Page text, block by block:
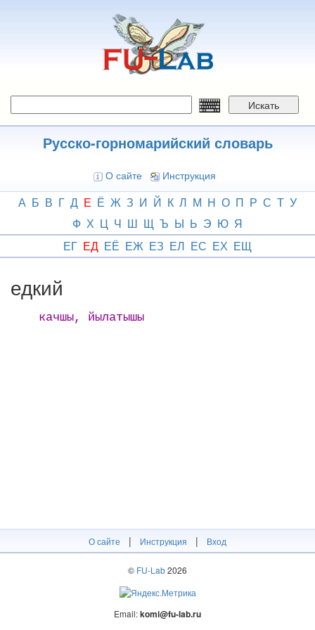
Искать
Русско-горномарийский словарь
О сайте Инструкция
А Б В Г Д Е Ё Ж З И Й К Л М Н О П Р С Т У
Ф Х Ц Ч Ш Щ Ъ Ы Ь Э Ю Я
ЕГ ЕД ЕЁ ЕЖ ЕЗ ЕЛ ЕС ЕХ ЕЩ
едкий
качшы, йылатышы
О сайте | Инструкция | Вход
© FU-Lab2026
Email:komi@fu-lab.ru